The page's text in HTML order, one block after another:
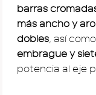
barras
más ancho y
dobles, así como
embrague y
potencia al eje